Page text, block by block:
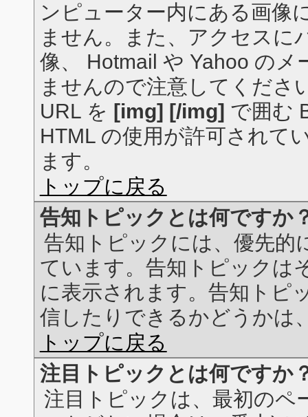
ンピューター内にある画像
ません。また、アクセスに
像、 Hotmail や Yahoo の
ませんので注意してくださ
URL を [img] [/img] で囲む
HTML の使用が許可されて
ます。
トップに戻る
告知トピックとは何ですか
告知トピックには、優先的
ています。告知トピックは
に表示されます。告知トピ
信したりできるかどうかは
トップに戻る
注目トピックとは何ですか
注目トピックは、最初のペ